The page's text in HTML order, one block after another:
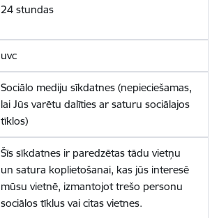
24 stundas
uvc
Sociālo mediju sīkdatnes (nepieciešamas,
lai Jūs varētu dalīties ar saturu sociālajos
tīklos)
Šīs sīkdatnes ir paredzētas tādu vietņu
un satura koplietošanai, kas jūs interesē
mūsu vietnē, izmantojot trešo personu
sociālos tīklus vai citas vietnes.